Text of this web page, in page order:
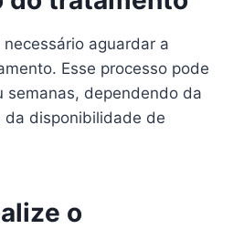
aguardar a
Esse processo pode
semanas, dependendo da
da disponibilidade de
o